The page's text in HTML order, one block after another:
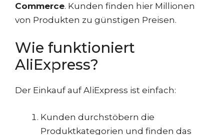
Commerce. Kunden finden hier Millionen
von Produkten zu günstigen Preisen.
Wie funktioniert
AliExpress?
Der Einkauf auf AliExpress ist einfach:
Kunden durchstöbern die
Produktkategorien und finden das